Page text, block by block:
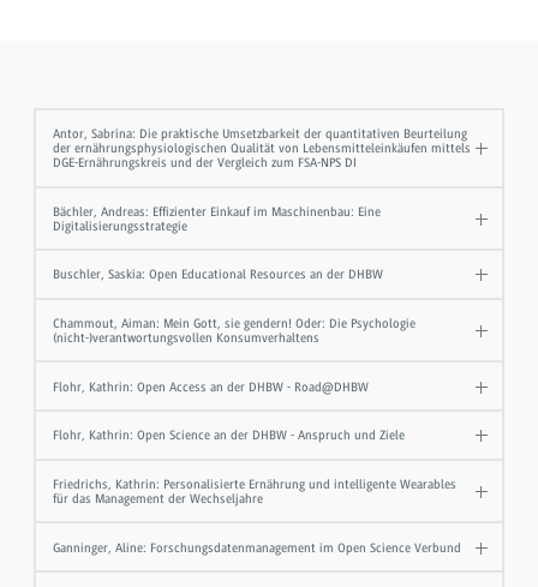
Antor, Sabrina: Die praktische Umsetzbarkeit der quantitativen Beurteilung
der ernährungsphysiologischen Qualität von Lebensmitteleinkäufen mittels
DGE-Ernährungskreis und der Vergleich zum FSA-NPS DI
Bächler, Andreas: Effizienter Einkauf im Maschinenbau: Eine
Digitalisierungsstrategie
Buschler, Saskia: Open Educational Resources an der DHBW
Chammout, Aiman: Mein Gott, sie gendern! Oder: Die Psychologie
(nicht-)verantwortungsvollen Konsumverhaltens
Flohr, Kathrin: Open Access an der DHBW - Road@DHBW
Flohr, Kathrin: Open Science an der DHBW - Anspruch und Ziele
Friedrichs, Kathrin: Personalisierte Ernährung und intelligente Wearables
für das Management der Wechseljahre
Ganninger, Aline: Forschungsdatenmanagement im Open Science Verbund